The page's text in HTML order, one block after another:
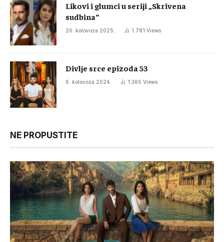
Likovi i glumci u seriji „Skrivena
sudbina“
20. kolovoza 2025. 1.781 Views
Divlje srce epizoda 53
6. kolovoza 2024. 1.365 Views
NE PROPUSTITE